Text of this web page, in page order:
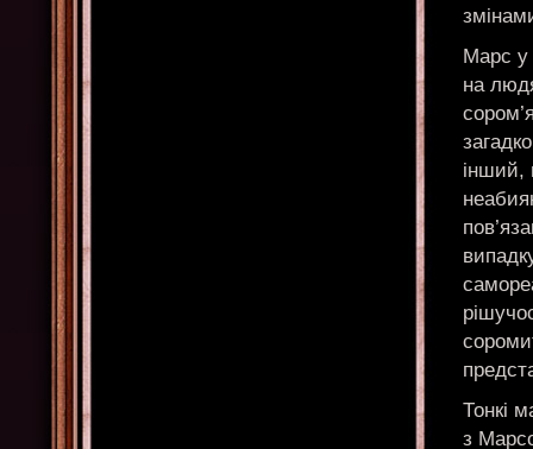
Марс у
на
інший,
Тонкі
з